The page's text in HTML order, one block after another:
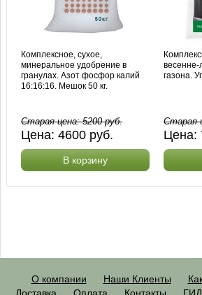
Комплексное, сухое,
минеральное удобрение в
гранулах. Азот фосфор калий
16:16:16. Мешок 50 кг.
Старая цена:5200руб.
Цена:4600 руб.
В корзину
весенне-
газона.
Старая
Цена:
О компании Наши Клиенты
Доставка
Оплата Контакты